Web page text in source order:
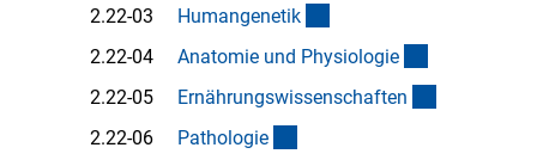
2.22-03
Humangenetik
2.22-04
Anatomie und Physiologie
2.22-05
Ernährungswissenschaften
2.22-06
Pathologie